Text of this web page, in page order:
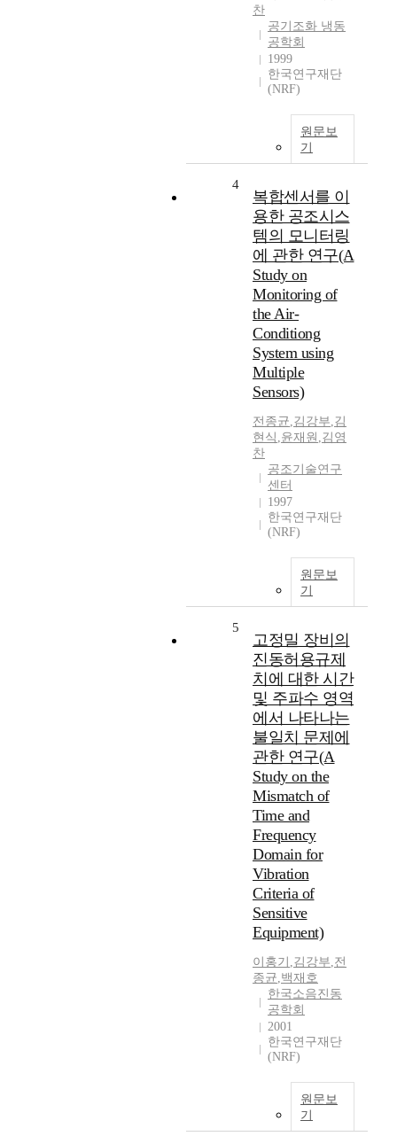
찬
공기조화 냉동
공학회
1999
한국연구재단
(NRF)
원문보
기
4
복합센서를 이
용한 공조시스
템의 모니터링
에 관한 연구(A
Study on
Monitoring of
the Air-
Conditiong
System using
Multiple
Sensors)
전종균,김강부,김
현식 ,윤재원 ,김영
찬
공조기술연구
센터
1997
한국연구재단
(NRF)
원문보
기
5
고정밀 장비의
진동허용규제
치에 대한 시간
및 주파수 영역
에서 나타나는
불일치 문제에
관한 연구(A
Study on the
Mismatch of
Time and
Frequency
Domain for
Vibration
Criteria of
Sensitive
Equipment)
이홍기 ,김강부,전
종균,백재호
한국소음진동
공학회
2001
한국연구재단
(NRF)
원문보
기